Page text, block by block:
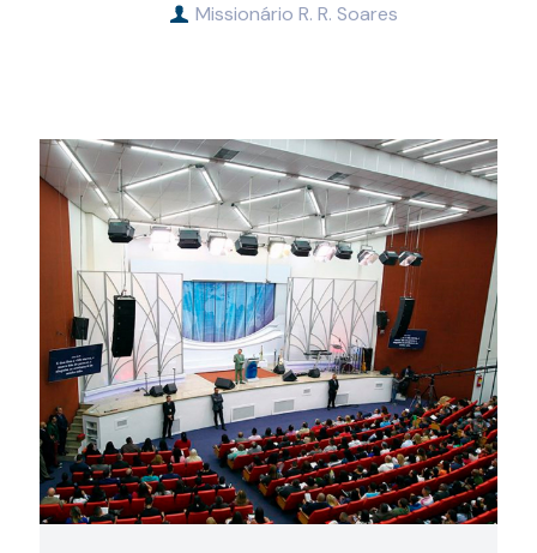
Missionário R. R. Soares